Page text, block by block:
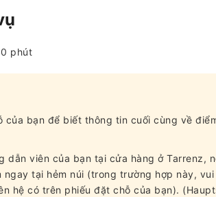
phút
của bạn để biết thông tin cuối cùng về
dẫn viên của bạn tại cửa hàng ở Tarrenz,
ngay tại hẻm núi (trong trường hợp này,
hệ có trên phiếu đặt chỗ của bạn).